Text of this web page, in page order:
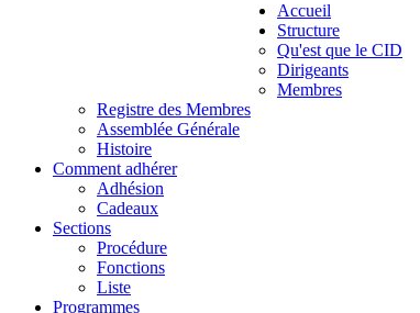
Accueil
Structure
Qu'est que le CID
Dirigeants
Membres
Registre des Membres
Assemblée Générale
Histoire
Comment adhérer
Adhésion
Cadeaux
Sections
Procédure
Fonctions
Liste
Programmes